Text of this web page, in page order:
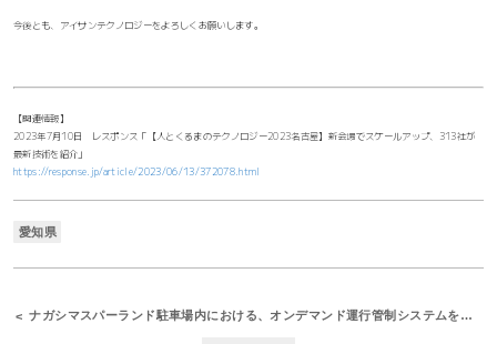
今後とも、アイサンテクノロジーをよろしくお願いします。
【関連情報】
2023年7月10日 レスポンス「【人とくるまのテクノロジー2023名古屋】新会場でスケールアップ、313社が
最新技術を紹介」
https://response.jp/article/2023/06/13/372078.html
愛知県
ナガシマスパーランド駐車場内における、オンデマンド運行管制システムを活用した自動運転サービス実証実験を実施しました